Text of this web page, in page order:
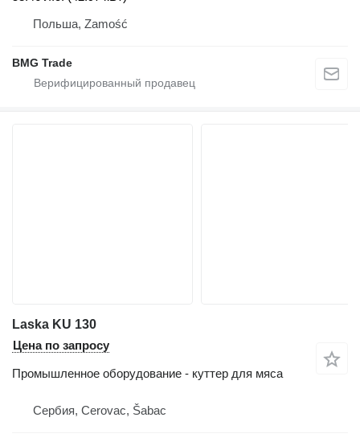
Польша, Zamość
BMG Trade
Laska KU 130
Цена по запросу
Промышленное оборудование - куттер для мяса
Сербия, Cerovac, Šabac